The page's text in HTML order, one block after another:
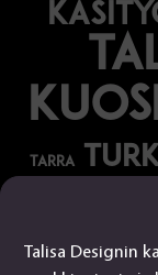
Talisa Designin
tarra